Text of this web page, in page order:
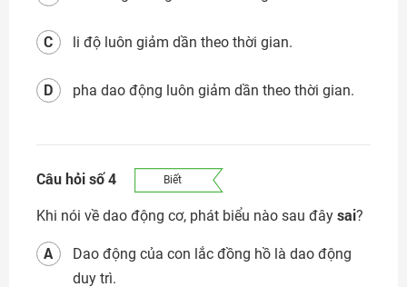
li độ luôn giảm dần theo thời gian.
C
pha dao động luôn giảm dần theo thời gian.
D
Câu hỏi số 4 Biết
Khi nói về dao động cơ, phát biểu nào sau đây sai?
Dao động của con lắc đồng hồ là dao động
duy trì.
A